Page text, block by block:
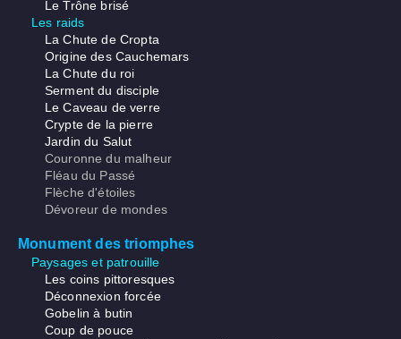
Le Trône brisé
Les raids
La Chute de Cropta
Origine des Cauchemars
La Chute du roi
Serment du disciple
Le Caveau de verre
Crypte de la pierre
Jardin du Salut
Couronne du malheur
Fléau du Passé
Flèche d'étoiles
Dévoreur de mondes
Monument des triomphes
Paysages et patrouille
Les coins pittoresques
Déconnexion forcée
Gobelin à butin
Coup de pouce